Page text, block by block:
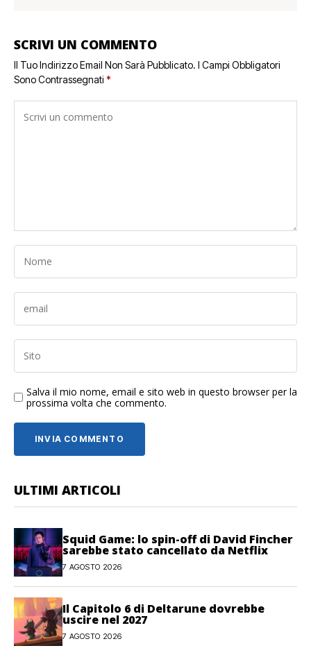
SCRIVI UN COMMENTO
Il Tuo Indirizzo Email Non Sarà Pubblicato. I Campi Obbligatori
Sono Contrassegnati *
Salva il mio nome, email e sito web in questo browser per la
prossima volta che commento.
ULTIMI ARTICOLI
Squid Game: lo spin-off di David Fincher
sarebbe stato cancellato da Netflix
7 AGOSTO 2026
Il Capitolo 6 di Deltarune dovrebbe
uscire nel 2027
7 AGOSTO 2026